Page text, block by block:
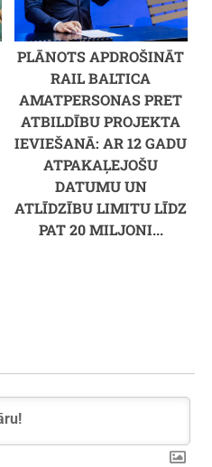
PLĀNOTS APDROŠINĀT
RAIL BALTICA
AMATPERSONAS PRET
ATBILDĪBU PROJEKTA
IEVIEŠANĀ: AR 12 GADU
ATPAKAĻEJOŠU
DATUMU UN
ATLĪDZĪBU LIMITU LĪDZ
PAT 20 MILJONI...